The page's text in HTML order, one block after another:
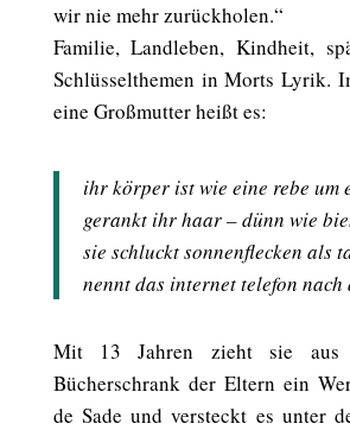
wir nie mehr zurückholen.“
Familie, Landleben, Kindheit,
Schlüsselthemen in Morts Lyrik.
eine Großmutter heißt es:
ihr körper ist wie eine rebe um
gerankt ihr haar – dünn wie
sie schluckt sonnenflecken als
nennt das internet telefon nach
Mit 13 Jahren zieht sie aus
Bücherschrank der Eltern ein
de Sade und versteckt es unter